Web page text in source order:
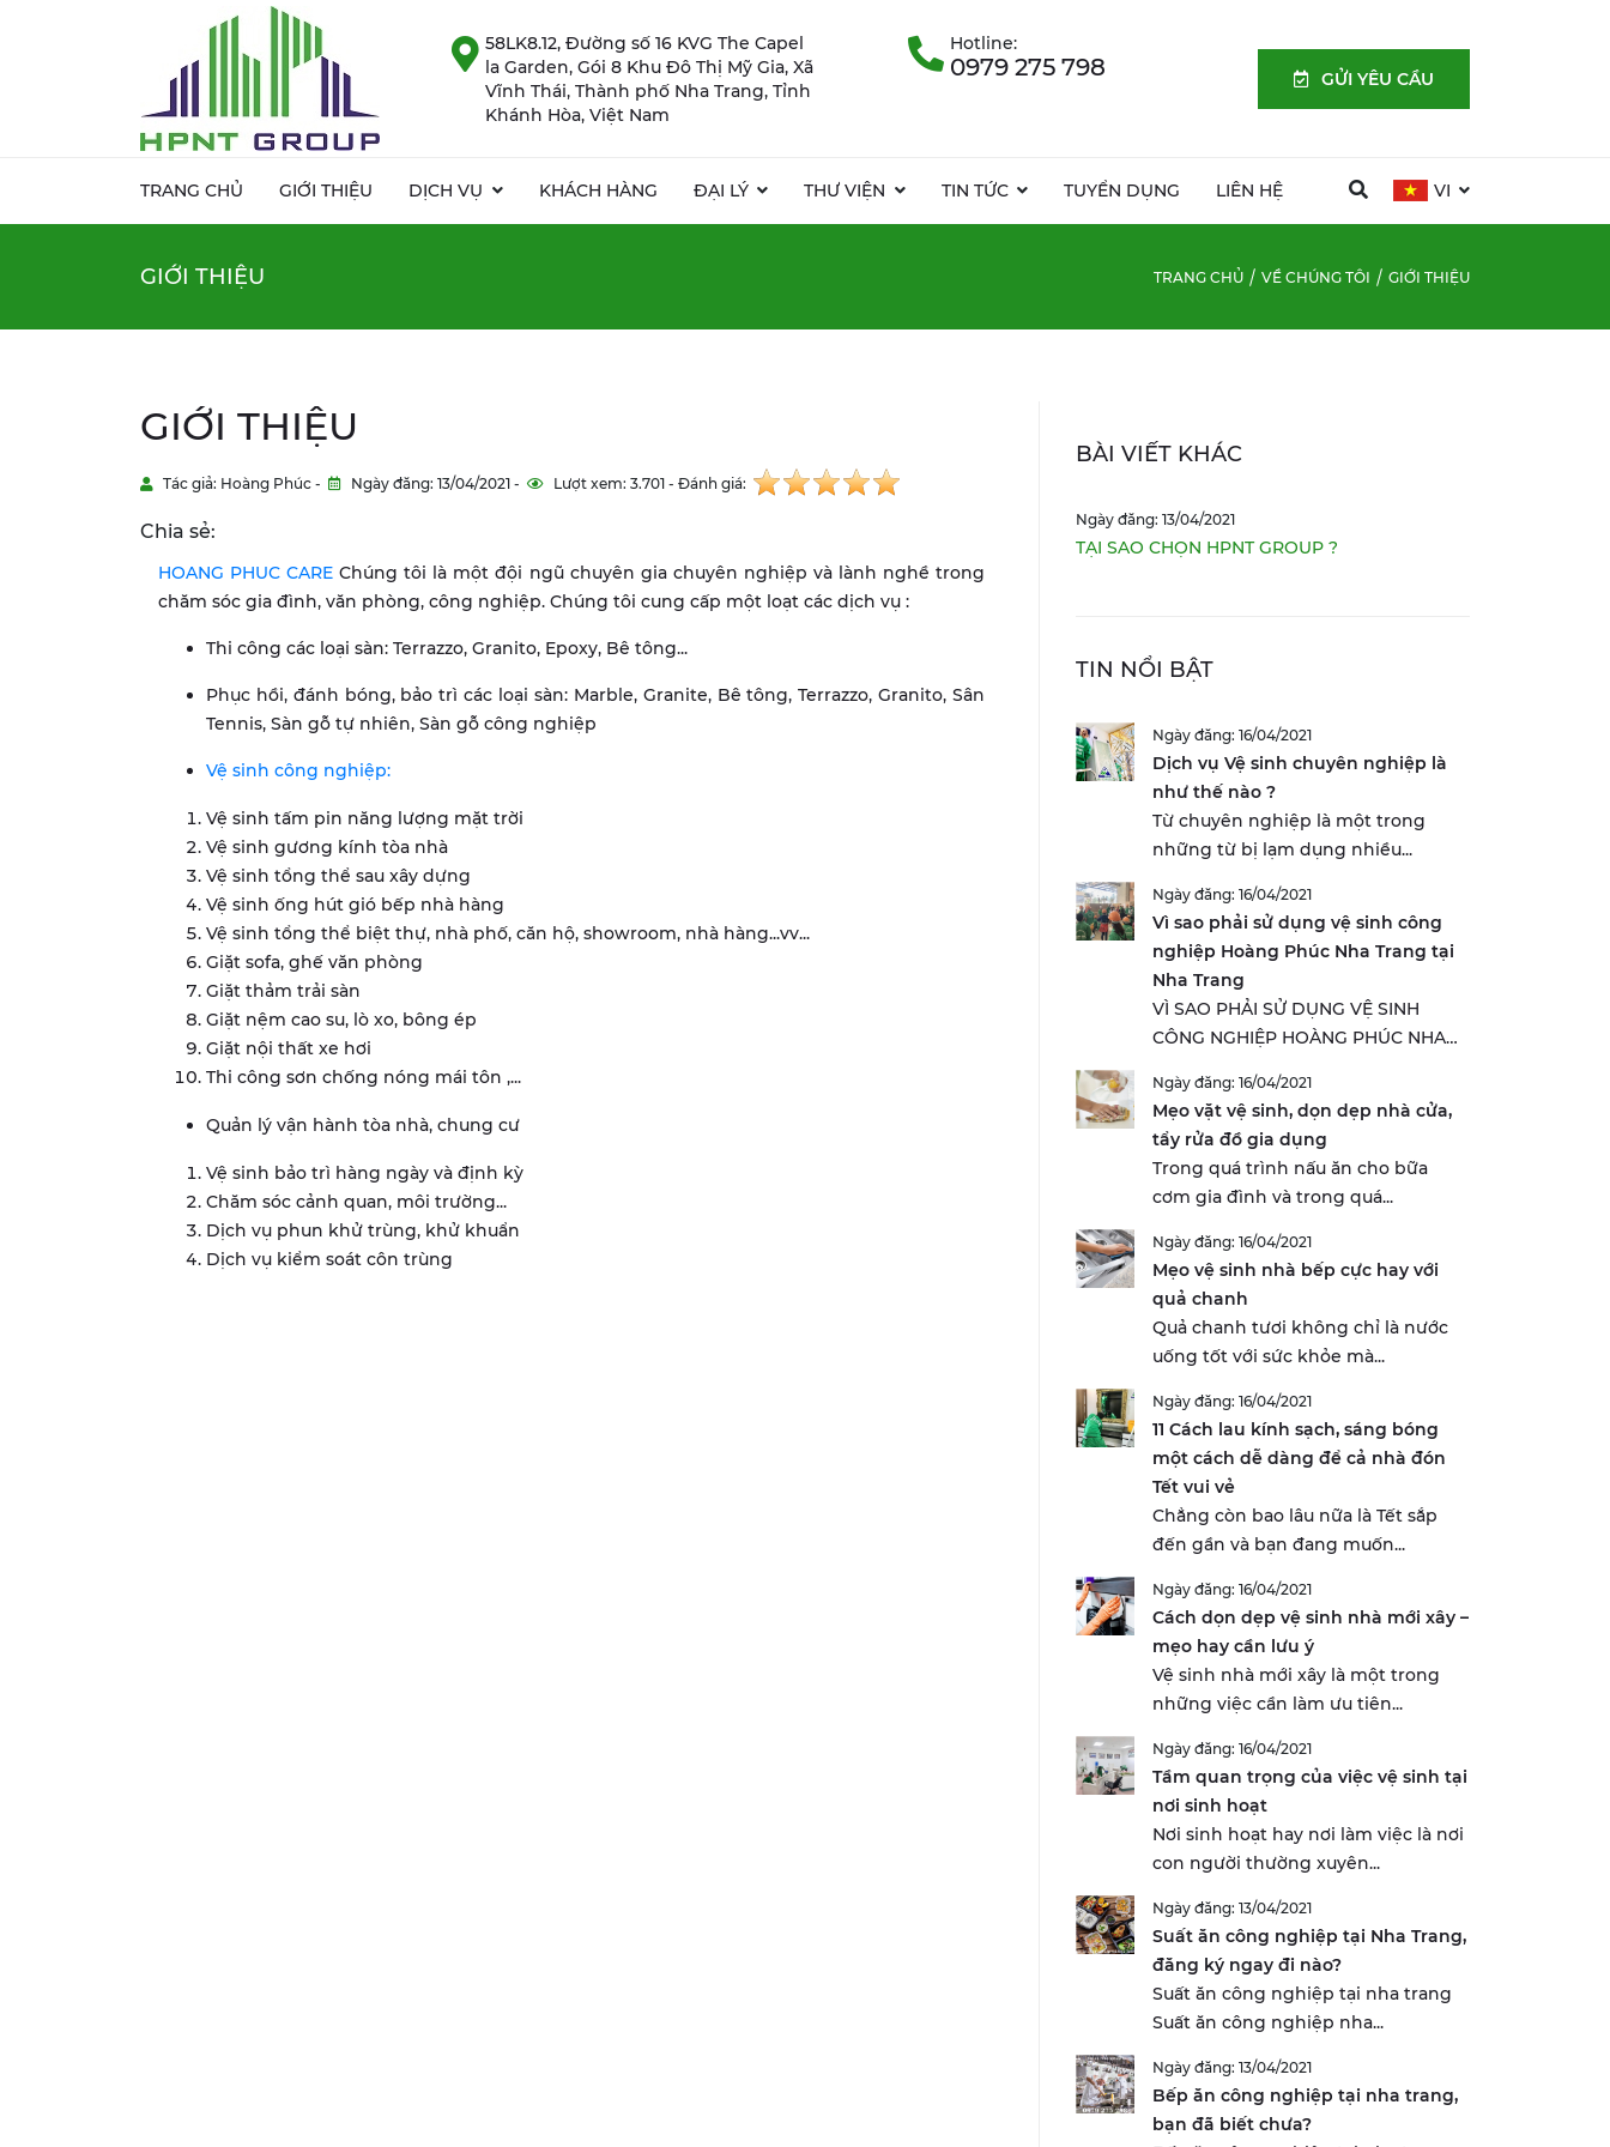
TRANG CHỦ GIỚI THIỆU DỊCH VỤ KHÁCH HÀNG ĐẠI LÝ THƯ VIỆN TIN TỨC TUYỂN DỤNG LIÊN HỆ VI
58LK8.12, Đường số 16 KVG The Capel
la Garden, Gói 8 Khu Đô Thị Mỹ Gia, Xã
Vĩnh Thái, Thành phố Nha Trang, Tỉnh
Khánh Hòa, Việt Nam
Hotline:
0979 275 798 GỬI YÊU CẦU
GIỚI THIỆU TRANG CHỦ VỀ CHÚNG TÔI GIỚI THIỆU
GIỚI THIỆU
Tác giả: Hoàng Phúc - Ngày đăng: 13/04/2021 - Lượt xem: 3.701 - Đánh giá:
Chia sẻ:
HOANG PHUC CAREChúng tôi là một đội ngũ chuyên gia chuyên nghiệp và lành nghề trong
chăm sóc gia đình, văn phòng, công nghiệp. Chúng tôi cung cấp một loạt các dịch vụ :
Thi công các loại sàn: Terrazzo, Granito, Epoxy, Bê tông...
Phục hồi, đánh bóng, bảo trì các loại sàn: Marble, Granite, Bê tông, Terrazzo, Granito, Sân
Tennis, Sàn gỗ tự nhiên, Sàn gỗ công nghiệp
Vệ sinh công nghiệp:
Vệ sinh tấm pin năng lượng mặt trời
Vệ sinh gương kính tòa nhà
Vệ sinh tổng thể sau xây dựng
Vệ sinh ống hút gió bếp nhà hàng
Vệ sinh tổng thể biệt thự, nhà phố, căn hộ, showroom, nhà hàng...vv...
Giặt sofa, ghế văn phòng
Giặt thảm trải sàn
Giặt nệm cao su, lò xo, bông ép
Giặt nội thất xe hơi
Thi công sơn chống nóng mái tôn ,...
Quản lý vận hành tòa nhà, chung cư
Vệ sinh bảo trì hàng ngày và định kỳ
Chăm sóc cảnh quan, môi trường...
Dịch vụ phun khử trùng, khử khuẩn
Dịch vụ kiểm soát côn trùng
BÀI VIẾT KHÁC
Ngày đăng: 13/04/2021
TẠI SAO CHỌN HPNT GROUP ?
TIN NỔI BẬT
Ngày đăng: 16/04/2021
Dịch vụ Vệ sinh chuyên nghiệp là
như thế nào ?
Từ chuyên nghiệp là một trong
những từ bị lạm dụng nhiều...
Ngày đăng: 16/04/2021
Vì sao phải sử dụng vệ sinh công
nghiệp Hoàng Phúc Nha Trang tại
Nha Trang
VÌ SAO PHẢI SỬ DỤNG VỆ SINH
CÔNG NGHIỆP HOÀNG PHÚC NHA
Ngày đăng: 16/04/2021
Mẹo vặt vệ sinh, dọn dẹp nhà cửa,
tẩy rửa đồ gia dụng
Trong quá trình nấu ăn cho bữa
cơm gia đình và trong quá...
Ngày đăng: 16/04/2021
Mẹo vệ sinh nhà bếp cực hay với
quả chanh
Quả chanh tươi không chỉ là nước
uống tốt với sức khỏe mà...
Ngày đăng: 16/04/2021
11 Cách lau kính sạch, sáng bóng
một cách dễ dàng để cả nhà đón
Tết vui vẻ
Chẳng còn bao lâu nữa là Tết sắp
đến gần và bạn đang muốn...
Ngày đăng: 16/04/2021
Cách dọn dẹp vệ sinh nhà mới xây –
mẹo hay cần lưu ý
Vệ sinh nhà mới xây là một trong
những việc cần làm ưu tiên...
Ngày đăng: 16/04/2021
Tầm quan trọng của việc vệ sinh tại
nơi sinh hoạt
Nơi sinh hoạt hay nơi làm việc là nơi
con người thường xuyên...
Ngày đăng: 13/04/2021
Suất ăn công nghiệp tại Nha Trang,
đăng ký ngay đi nào?
Suất ăn công nghiệp tại nha trang
Suất ăn công nghiệp nha...
Ngày đăng: 13/04/2021
Bếp ăn công nghiệp tại nha trang,
bạn đã biết chưa?